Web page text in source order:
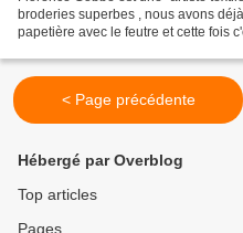
broderies superbes , nous avons
papetière avec le feutre et cette fois
< Page précédente
Hébergé par Overblog
Top articles
Pages